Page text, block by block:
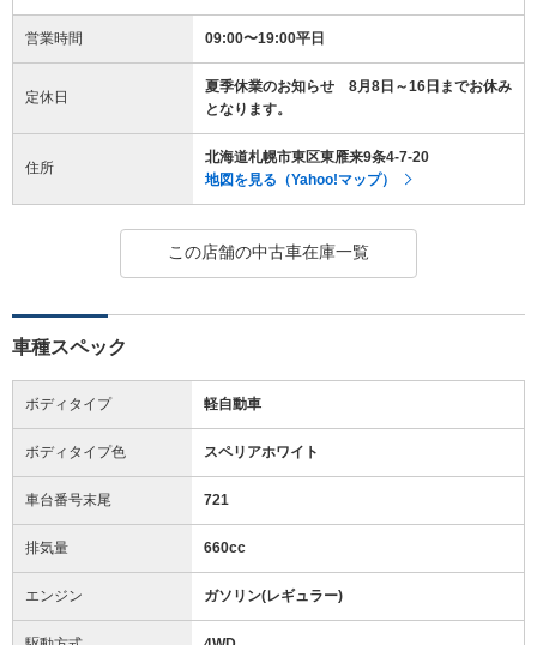
営業時間 09:00〜19:00平日
定休日
夏季休業のお知らせ 8月8日～16日までお休み
となります。
住所
北海道札幌市東区東雁来9条4-7-20
地図を見る（Yahoo!マップ）
この店舗の中古車在庫一覧
車種スペック
ボディタイプ 軽自動車
ボディタイプ色 スペリアホワイト
車台番号末尾 721
排気量 660cc
エンジン ガソリン(レギュラー)